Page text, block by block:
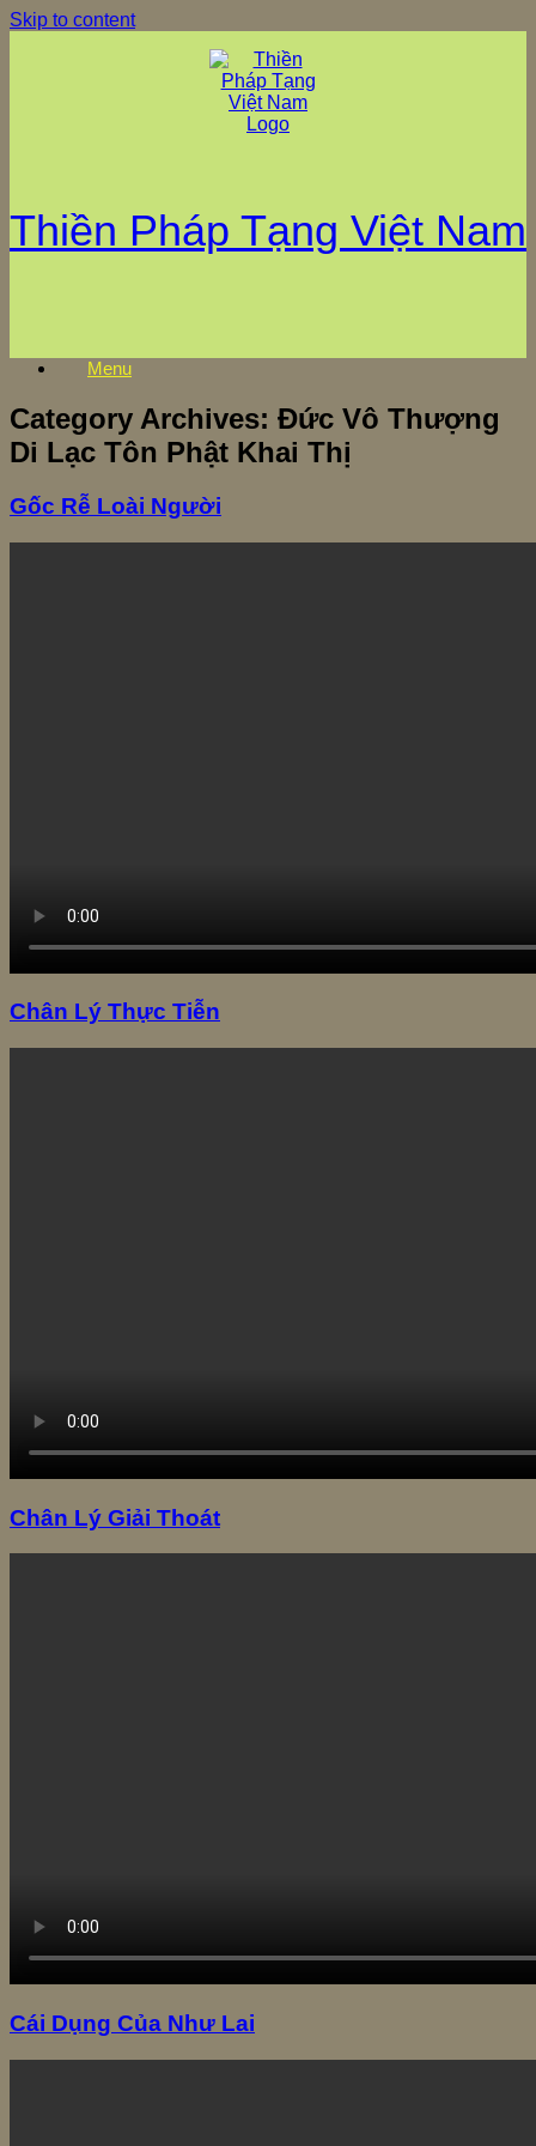
Skip to content
Thiền Pháp Tạng Việt Nam
Menu
Category Archives: Đức Vô Thượng
Di Lạc Tôn Phật Khai Thị
Gốc Rễ Loài Người
Chân Lý Thực Tiễn
Chân Lý Giải Thoát
Cái Dụng Của Như Lai